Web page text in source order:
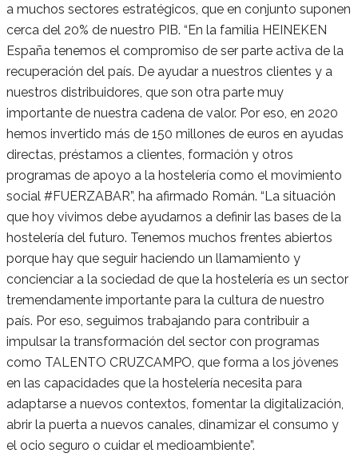
a muchos sectores estratégicos, que en conjunto suponen
cerca del 20% de nuestro PIB. “En la familia HEINEKEN
España tenemos el compromiso de ser parte activa de la
recuperación del país. De ayudar a nuestros clientes y a
nuestros distribuidores, que son otra parte muy
importante de nuestra cadena de valor. Por eso, en 2020
hemos invertido más de 150 millones de euros en ayudas
directas, préstamos a clientes, formación y otros
programas de apoyo a la hostelería como el movimiento
social #FUERZABAR”, ha afirmado Román. “La situación
que hoy vivimos debe ayudarnos a definir las bases de la
hostelería del futuro. Tenemos muchos frentes abiertos
porque hay que seguir haciendo un llamamiento y
concienciar a la sociedad de que la hostelería es un sector
tremendamente importante para la cultura de nuestro
país. Por eso, seguimos trabajando para contribuir a
impulsar la transformación del sector con programas
como TALENTO CRUZCAMPO, que forma a los jóvenes
en las capacidades que la hostelería necesita para
adaptarse a nuevos contextos, fomentar la digitalización,
abrir la puerta a nuevos canales, dinamizar el consumo y
el ocio seguro o cuidar el medioambiente”.